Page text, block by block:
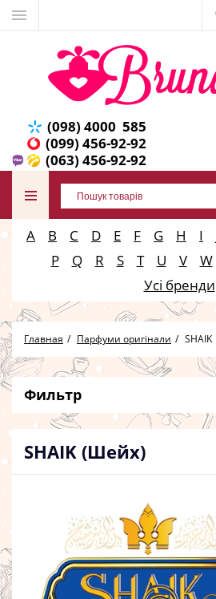
(098) 4000 585
(099) 456-92-92
(063) 456-92-92
A B C D E F G H I
P
Q R S T U V W
Усі бренди
Главная Парфуми оригінали SHAIK
Фильтр
SHAIK (Шейх)